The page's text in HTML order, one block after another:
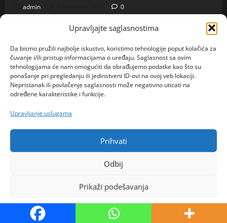
Upravljajte saglasnostima
Da bismo pružili najbolje iskustvo, koristimo tehnologije poput kolačića za
čuvanje i/ili pristup informacijama o uređaju. Saglasnost sa ovim
tehnologijama će nam omogućiti da obrađujemo podatke kao što su
ponašanje pri pregledanju ili jedinstveni ID-ovi na ovoj veb lokaciji.
Nepristanak ili povlačenje saglasnosti može negativno uticati na
određene karakteristike i funkcije.
Upravljanje uslugama
Prihvati
Odbij
Prikaži podešavanja
Politika kolačića
admin 0
Copyright ©Saznajemo All rights reserved.
MoreNewsby AF themes.